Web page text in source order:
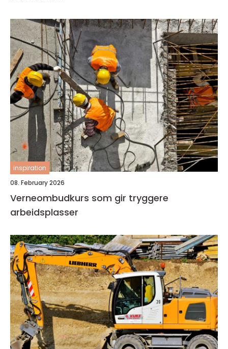
inspiration
08. February 2026
Verneombudkurs som gir tryggere
arbeidsplasser